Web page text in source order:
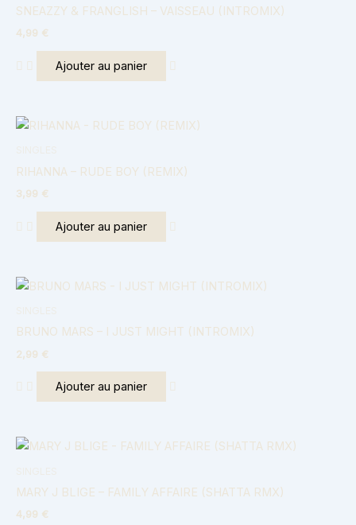
SNEAZZY & FRANGLISH – VAISSEAU (INTROMIX)
4,99 €
Ajouter au panier
RIHANNA – RUDE BOY (REMIX)
3,99 €
Ajouter au panier
BRUNO MARS – I JUST MIGHT (INTROMIX)
2,99 €
Ajouter au panier
MARY J BLIGE – FAMILY AFFAIRE (SHATTA RMX)
4,99 €